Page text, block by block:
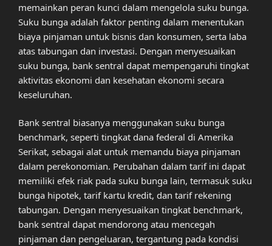
memainkan peran kunci dalam mengelola suku bunga.
Suku bunga adalah faktor penting dalam menentukan
biaya pinjaman untuk bisnis dan konsumen, serta laba
atas tabungan dan investasi. Dengan menyesuaikan
suku bunga, bank sentral dapat mempengaruhi tingkat
aktivitas ekonomi dan kesehatan ekonomi secara
keseluruhan.
Bank sentral biasanya menggunakan suku bunga
benchmark, seperti tingkat dana federal di Amerika
Serikat, sebagai alat untuk memandu biaya pinjaman
dalam perekonomian. Perubahan dalam tarif ini dapat
memiliki efek riak pada suku bunga lain, termasuk suku
bunga hipotek, tarif kartu kredit, dan tarif rekening
tabungan. Dengan menyesuaikan tingkat benchmark,
bank sentral dapat mendorong atau mencegah
pinjaman dan pengeluaran, tergantung pada kondisi